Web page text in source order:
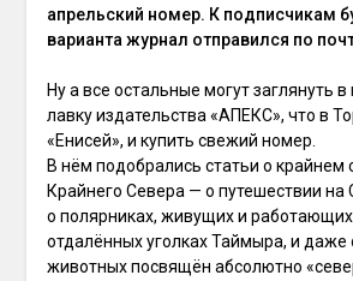
апрельский номер. К подписчикам
варианта журнал отправился по
Ну а все остальные могут заглянуть
лавку издательства «АПЕКС», что в
«Енисей», и купить свежий номер.
В нём подобрались статьи о крайнем
Крайнего Севера — о путешествии
о полярниках, живущих и
отдалённых уголках Таймыра, и даже
животных посвящён абсолютно